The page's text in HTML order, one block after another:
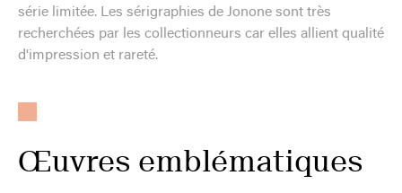
série limitée. Les sérigraphies de Jonone sont très
recherchées par les collectionneurs car elles allient qualité
d'impression et rareté.
Œuvres emblématiques